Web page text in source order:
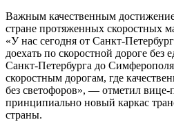
Важным качественным
стране протяженных скоростных
«У нас сегодня от Санкт-
доехать по скоростной дороге без
Санкт-Петербурга до
скоростным дорогам, где
без светофоров», — отметил
принципиально новый каркас
страны.